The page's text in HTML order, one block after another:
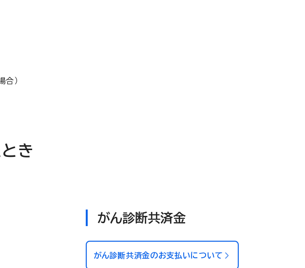
合）
き
がん診断共済金
がん診断共済金のお支払いについて